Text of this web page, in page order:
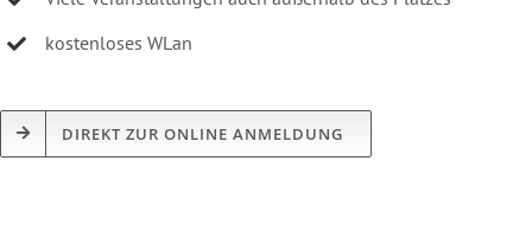
kostenloses WLan
DIREKT ZUR ONLINE ANMELDUNG